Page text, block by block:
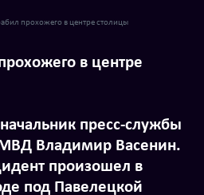
прохожего в центре столицы
в центре
пресс-службы
МВД Владимир Васенин.
произошел в
под Павелецкой